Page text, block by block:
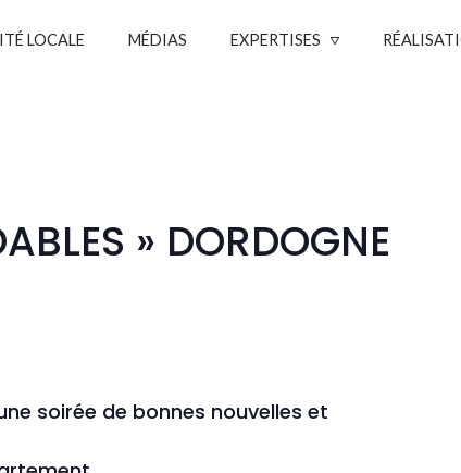
LOCALE MÉDIAS EXPERTISES
» DORDOGNE
soirée de bonnes nouvelles et